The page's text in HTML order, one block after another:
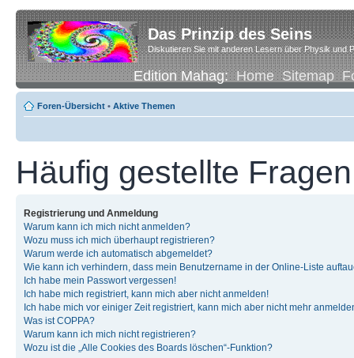
Das Prinzip des Seins
Diskutieren Sie mit anderen Lesern über Physik und
Edition Mahag:Home Sitemap
Foren-Übersicht • Aktive Themen
Häufig gestellte Fragen
Registrierung und Anmeldung
Warum kann ich mich nicht anmelden?
Wozu muss ich mich überhaupt registrieren?
Warum werde ich automatisch abgemeldet?
Wie kann ich verhindern, dass mein Benutzername in der Online-Liste
Ich habe mein Passwort vergessen!
Ich habe mich registriert, kann mich aber nicht anmelden!
Ich habe mich vor einiger Zeit registriert, kann mich aber nicht mehr
Was ist COPPA?
Warum kann ich mich nicht registrieren?
Wozu ist die „Alle Cookies des Boards löschen“-Funktion?